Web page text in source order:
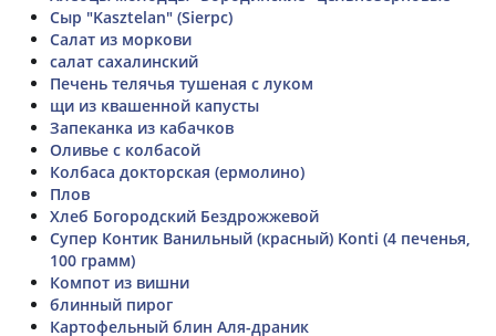
Сыр "Kasztelan" (Sierpc)
Салат из моркови
салат сахалинский
Печень телячья тушеная с луком
щи из квашенной капусты
Запеканка из кабачков
Оливье с колбасой
Колбаса докторская (ермолино)
Плов
Хлеб Богородский Бездрожжевой
Супер Контик Ванильный (красный) Konti (4 печенья,
100 грамм)
Компот из вишни
блинный пирог
Картофельный блин Аля-драник